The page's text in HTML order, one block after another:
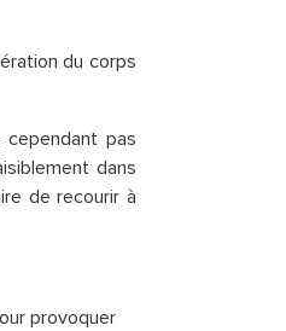
du corps
cependant pas
dans
de recourir à
provoquer